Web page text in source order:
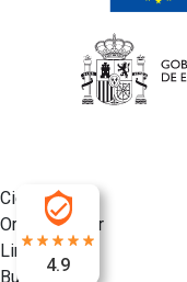
4.9
Cierra
Ordenado por
Limpiar
Buscar